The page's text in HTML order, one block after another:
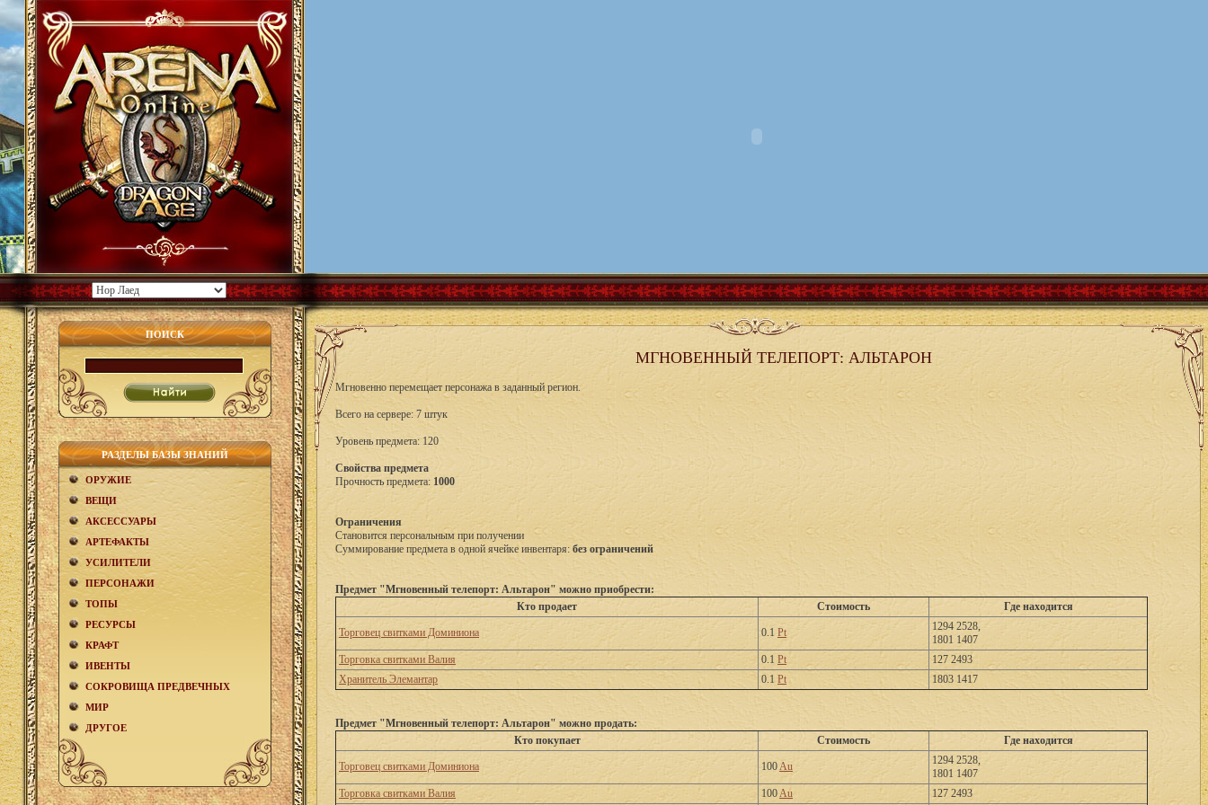
ПОИСК
РАЗДЕЛЫ БАЗЫ ЗНАНИЙ
ОРУЖИЕ
ВЕЩИ
АКCЕСCУАРЫ
АРТЕФАКТЫ
УСИЛИТЕЛИ
ПЕРСОНАЖИ
ТОПЫ
РЕСУРСЫ
КРАФТ
ИВЕНТЫ
СОКРОВИЩА ПРЕДВЕЧНЫХ
МИР
ДРУГОЕ
МГНОВЕННЫЙ ТЕЛЕПОРТ: АЛЬТАРОН
Мгновенно перемещает персонажа в заданный регион.
Всего на сервере: 7 штук
Уровень предмета: 120
Свойства предмета
Прочность предмета: 1000
Ограничения
Становится персональным при получении
Суммирование предмета в одной ячейке инвентаря: без ограничений
Предмет "Мгновенный телепорт: Альтарон" можно приобрести:
Кто продает
Стоимость Где находится
Торговец свитками Доминиона 0.1 Pt
1294 2528,
1801 1407
Торговка свитками Валия
0.1 Pt
127 2493
Хранитель Элемантар
0.1 Pt 1803 1417
Предмет "Мгновенный телепорт: Альтарон" можно продать:
Кто покупает
Стоимость Где находится
Торговец свитками Доминиона 100Au
1294 2528,
1801 1407
Торговка свитками Валия
100Au 127 2493